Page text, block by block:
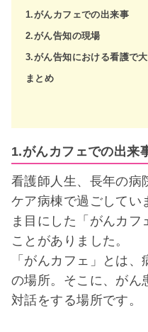
1.がんカフェでの出来事
2.がん告知の現場
3.がん告知における看護で
まとめ
1.がんカフェでの出来
看護師人生、長年の病
ケア病棟で過ごしてい
ま目にした「がんカフ
ことがありました。
「がんカフェ」とは
の場所。そこに、がん
対話をする場所です。